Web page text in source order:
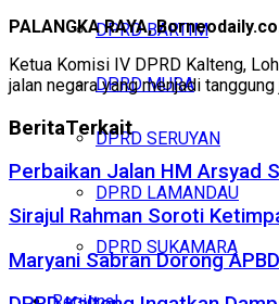
DPRD BARTIM
DPRD MURA
DPRD SERUYAN
DPRD LAMANDAU
DPRD SUKAMARA
PALANGKA RAYA,
Ketua Komisi IV DPRD Kalteng,
jalan negara yang menjadi
BeritaTerkait
Perbaikan Jalan HM Arsyad
Sirajul Rahman Soroti
Maryani Sabran Dorong